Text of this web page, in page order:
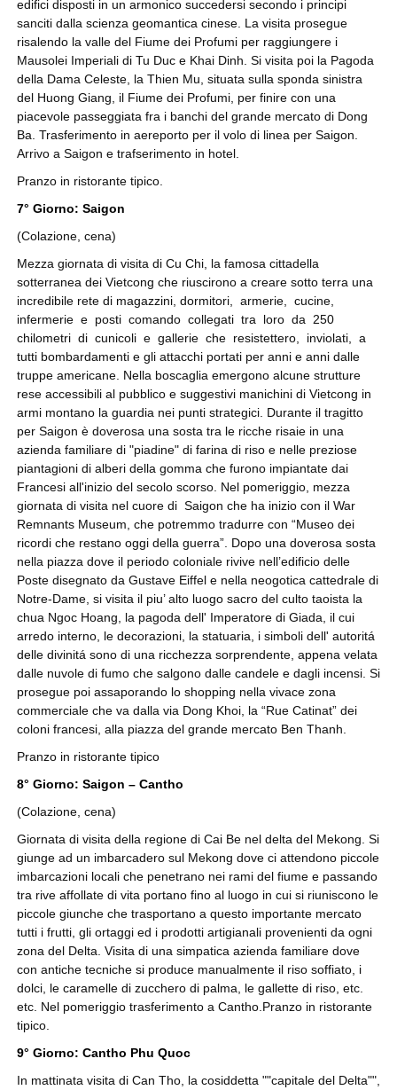
edifici disposti in un armonico succedersi secondo i principi
sanciti dalla scienza geomantica cinese. La visita prosegue
risalendo la valle del Fiume dei Profumi per raggiungere i
Mausolei Imperiali di Tu Duc e Khai Dinh. Si visita poi la Pagoda
della Dama Celeste, la Thien Mu, situata sulla sponda sinistra
del Huong Giang, il Fiume dei Profumi, per finire con una
piacevole passeggiata fra i banchi del grande mercato di Dong
Ba. Trasferimento in aereporto per il volo di linea per Saigon.
Arrivo a Saigon e trafserimento in hotel.
Pranzo in ristorante tipico.
7° Giorno: Saigon
(Colazione, cena)
Mezza giornata di visita di Cu Chi, la famosa cittadella
sotterranea dei Vietcong che riuscirono a creare sotto terra una
incredibile rete di magazzini, dormitori, armerie, cucine,
infermerie e posti comando collegati tra loro da 250
chilometri di cunicoli e gallerie che resistettero, inviolati, a
tutti bombardamenti e gli attacchi portati per anni e anni dalle
truppe americane. Nella boscaglia emergono alcune strutture
rese accessibili al pubblico e suggestivi manichini di Vietcong in
armi montano la guardia nei punti strategici. Durante il tragitto
per Saigon è doverosa una sosta tra le ricche risaie in una
azienda familiare di "piadine" di farina di riso e nelle preziose
piantagioni di alberi della gomma che furono impiantate dai
Francesi all'inizio del secolo scorso. Nel pomeriggio, mezza
giornata di visita nel cuore di Saigon che ha inizio con il War
Remnants Museum, che potremmo tradurre con “Museo dei
ricordi che restano oggi della guerra”. Dopo una doverosa sosta
nella piazza dove il periodo coloniale rivive nell’edificio delle
Poste disegnato da Gustave Eiffel e nella neogotica cattedrale di
Notre-Dame, si visita il piu’ alto luogo sacro del culto taoista la
chua Ngoc Hoang, la pagoda dell' Imperatore di Giada, il cui
arredo interno, le decorazioni, la statuaria, i simboli dell' autoritá
delle divinitá sono di una ricchezza sorprendente, appena velata
dalle nuvole di fumo che salgono dalle candele e dagli incensi. Si
prosegue poi assaporando lo shopping nella vivace zona
commerciale che va dalla via Dong Khoi, la “Rue Catinat” dei
coloni francesi, alla piazza del grande mercato Ben Thanh.
Pranzo in ristorante tipico
8° Giorno: Saigon – Cantho
(Colazione, cena)
Giornata di visita della regione di Cai Be nel delta del Mekong. Si
giunge ad un imbarcadero sul Mekong dove ci attendono piccole
imbarcazioni locali che penetrano nei rami del fiume e passando
tra rive affollate di vita portano fino al luogo in cui si riuniscono le
piccole giunche che trasportano a questo importante mercato
tutti i frutti, gli ortaggi ed i prodotti artigianali provenienti da ogni
zona del Delta. Visita di una simpatica azienda familiare dove
con antiche tecniche si produce manualmente il riso soffiato, i
dolci, le caramelle di zucchero di palma, le gallette di riso, etc.
etc. Nel pomeriggio trasferimento a Cantho.Pranzo in ristorante
tipico.
9° Giorno: Cantho Phu Quoc
In mattinata visita di Can Tho, la cosiddetta ""capitale del Delta"",